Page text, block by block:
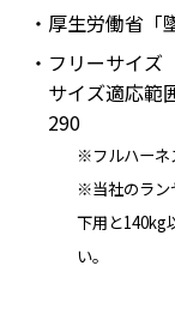
厚生労働省「
フリーサイズ
サイズ適応範
290
※フルハーネ
※当社のラン
下用と140kg
い。